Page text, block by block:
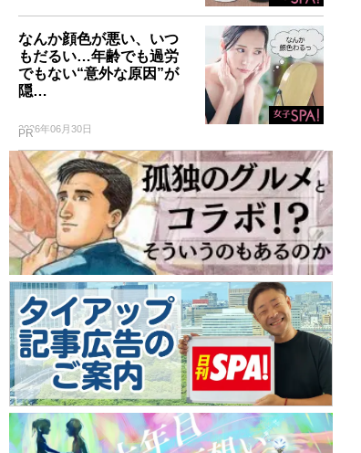
なんか顔色が悪い、いつ
もだるい…年齢でも過労
でもない“意外な原因”が
隠…
2026年06月30日
PR